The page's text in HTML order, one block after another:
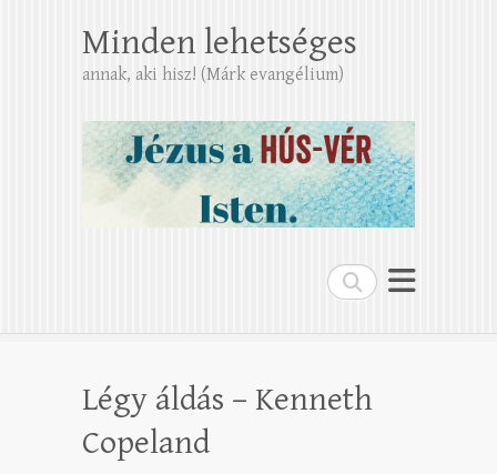
Search
Minden lehetséges
annak, aki hisz! (Márk evangélium)
Légy áldás – Kenneth
Copeland